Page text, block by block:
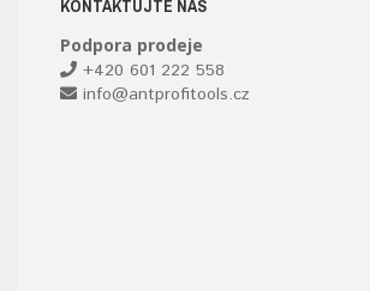
KONTAKTUJTE NÁS
Podpora prodeje
+420 601 222 558
info@antprofitools.cz